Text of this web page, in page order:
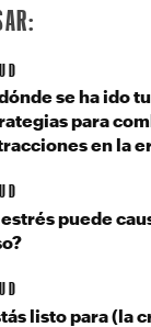
se ha ido
para
en la
estrés puede
listo para (la